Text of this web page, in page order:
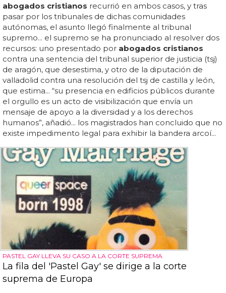
abogados cristianos recurrió en ambos casos, y tras
pasar por los tribunales de dichas comunidades
autónomas, el asunto llegó finalmente al tribunal
supremo... el supremo se ha pronunciado al resolver dos
recursos: uno presentado por abogados cristianos
contra una sentencia del tribunal superior de justicia (tsj)
de aragón, que desestima, y otro de la diputación de
valladolid contra una resolución del tsj de castilla y león,
que estima... “su presencia en edificios públicos durante
el orgullo es un acto de visibilización que envía un
mensaje de apoyo a la diversidad y a los derechos
humanos”, añadió... los magistrados han concluido que no
existe impedimento legal para exhibir la bandera arcoí...
PASTEL GAY LLEVA SU CASO A LA CORTE SUPREMA
La fila del 'Pastel Gay' se dirige a la corte
suprema de Europa